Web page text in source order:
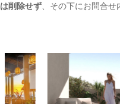
は削除せず 、その下にお問合